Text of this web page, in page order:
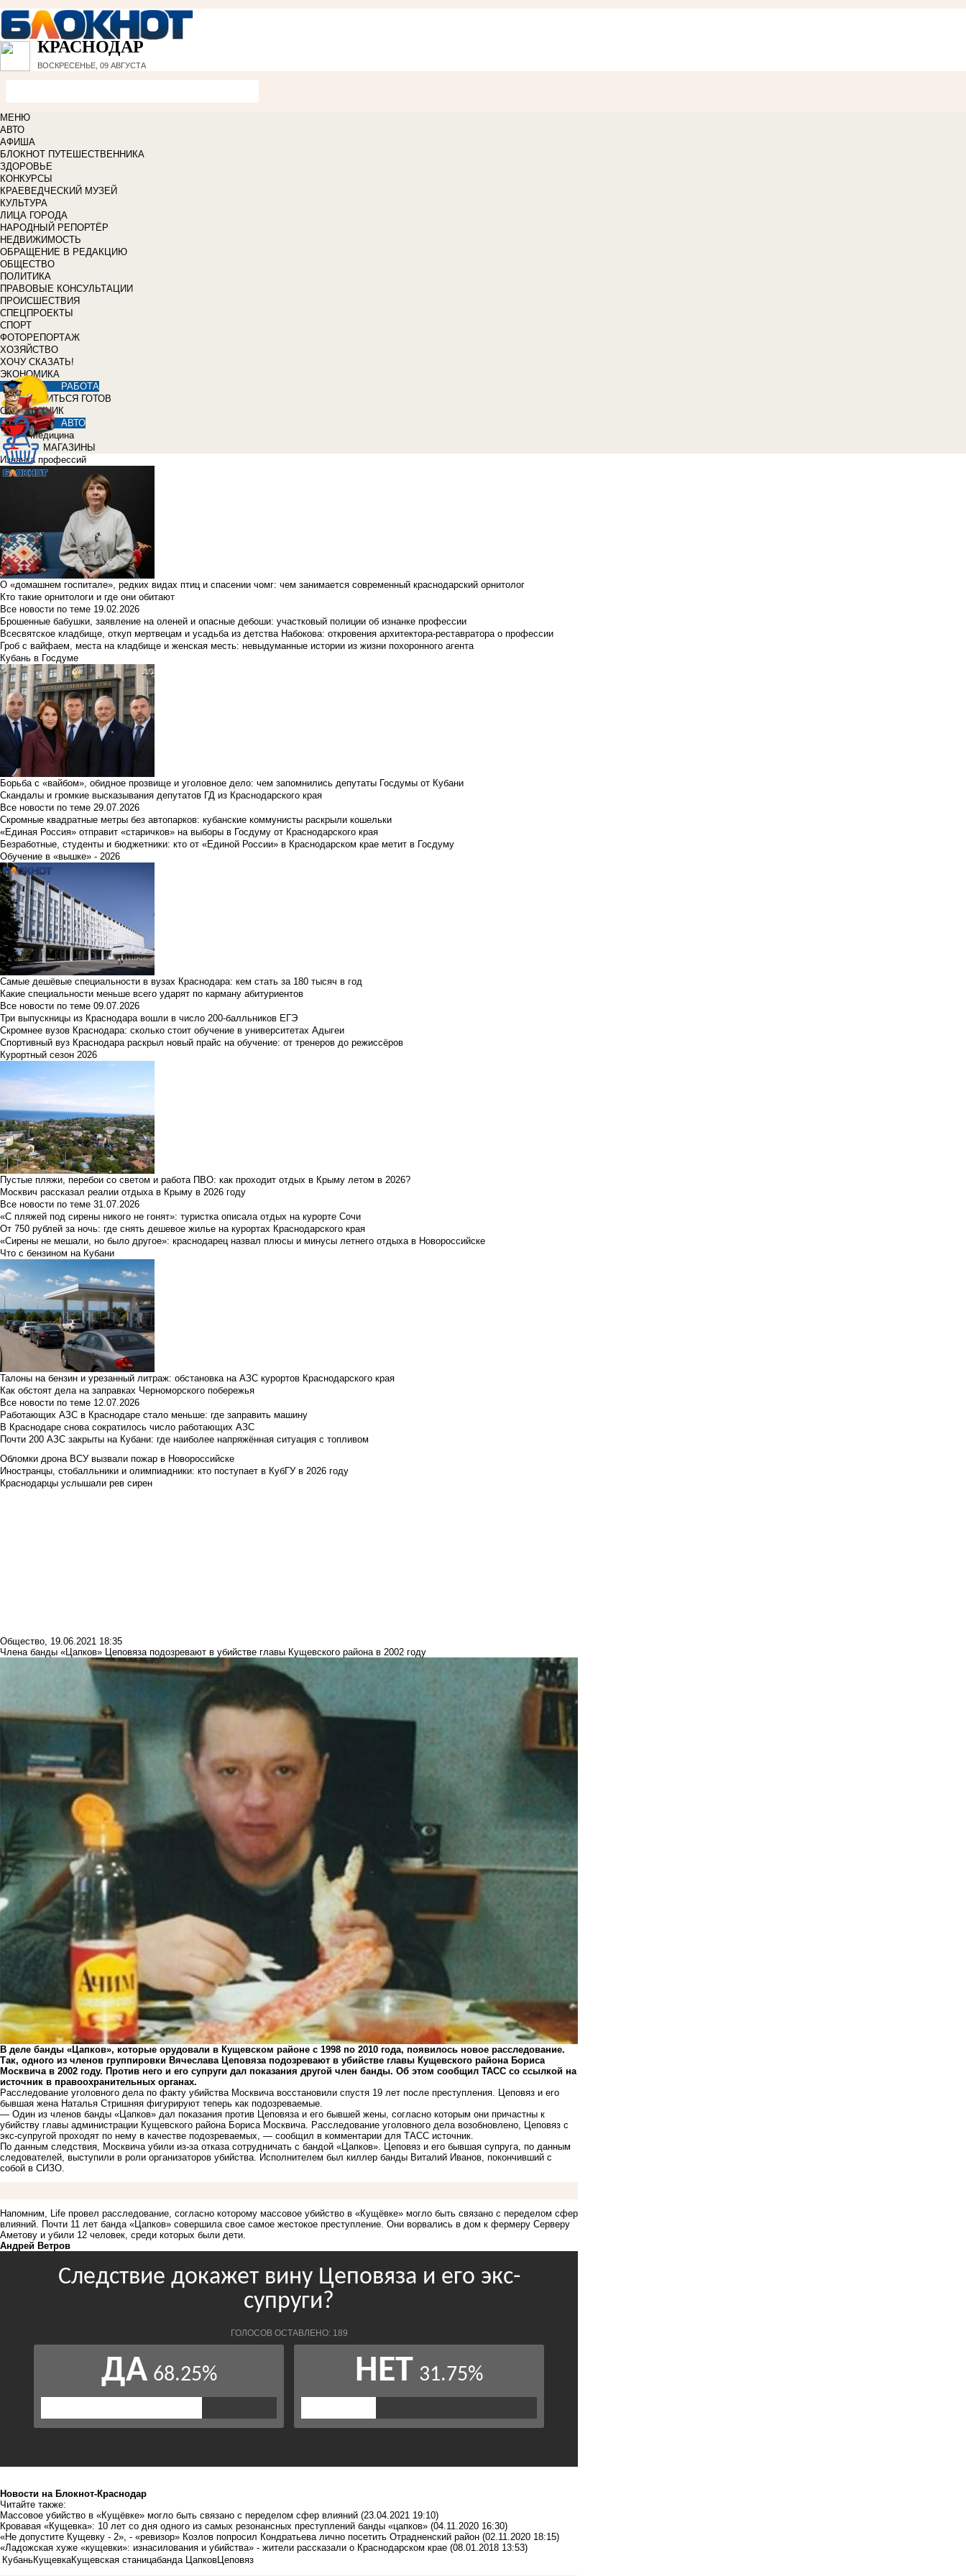
КРАСНОДАР
ВОСКРЕСЕНЬЕ, 09 АВГУСТА
МЕНЮ
АВТО
АФИША
БЛОКНОТ ПУТЕШЕСТВЕННИКА
ЗДОРОВЬЕ
КОНКУРСЫ
КРАЕВЕДЧЕСКИЙ МУЗЕЙ
КУЛЬТУРА
ЛИЦА ГОРОДА
НАРОДНЫЙ РЕПОРТЁР
НЕДВИЖИМОСТЬ
ОБРАЩЕНИЕ В РЕДАКЦИЮ
ОБЩЕСТВО
ПОЛИТИКА
ПРАВОВЫЕ КОНСУЛЬТАЦИИ
ПРОИСШЕСТВИЯ
СПЕЦПРОЕКТЫ
СПОРТ
ФОТОРЕПОРТАЖ
ХОЗЯЙСТВО
ХОЧУ СКАЗАТЬ!
ЭКОНОМИКА
РАБОТА
УЧИТЬСЯ ГОТОВ
СПРАВОЧНИК
АВТО
Медицина
МАГАЗИНЫ
Изнанка профессий
О «домашнем госпитале», редких видах птиц и спасении чомг: чем занимается современный краснодарский орнитолог
Кто такие орнитологи и где они обитают
Все новости по теме 19.02.2026
Брошенные бабушки, заявление на оленей и опасные дебоши: участковый полиции об изнанке профессии
Всесвятское кладбище, откуп мертвецам и усадьба из детства Набокова: откровения архитектора-реставратора о профессии
Гроб с вайфаем, места на кладбище и женская месть: невыдуманные истории из жизни похоронного агента
Кубань в Госдуме
Борьба с «вайбом», обидное прозвище и уголовное дело: чем запомнились депутаты Госдумы от Кубани
Скандалы и громкие высказывания депутатов ГД из Краснодарского края
Все новости по теме 29.07.2026
Скромные квадратные метры без автопарков: кубанские коммунисты раскрыли кошельки
«Единая Россия» отправит «старичков» на выборы в Госдуму от Краснодарского края
Безработные, студенты и бюджетники: кто от «Единой России» в Краснодарском крае метит в Госдуму
Обучение в «вышке» - 2026
Самые дешёвые специальности в вузах Краснодара: кем стать за 180 тысяч в год
Какие специальности меньше всего ударят по карману абитуриентов
Все новости по теме 09.07.2026
Три выпускницы из Краснодара вошли в число 200-балльников ЕГЭ
Скромнее вузов Краснодара: сколько стоит обучение в университетах Адыгеи
Спортивный вуз Краснодара раскрыл новый прайс на обучение: от тренеров до режиссёров
Курортный сезон 2026
Пустые пляжи, перебои со светом и работа ПВО: как проходит отдых в Крыму летом в 2026?
Москвич рассказал реалии отдыха в Крыму в 2026 году
Все новости по теме 31.07.2026
«С пляжей под сирены никого не гонят»: туристка описала отдых на курорте Сочи
От 750 рублей за ночь: где снять дешевое жилье на курортах Краснодарского края
«Сирены не мешали, но было другое»: краснодарец назвал плюсы и минусы летнего отдыха в Новороссийске
Что с бензином на Кубани
Талоны на бензин и урезанный литраж: обстановка на АЗС курортов Краснодарского края
Как обстоят дела на заправках Черноморского побережья
Все новости по теме 12.07.2026
Работающих АЗС в Краснодаре стало меньше: где заправить машину
В Краснодаре снова сократилось число работающих АЗС
Почти 200 АЗС закрыты на Кубани: где наиболее напряжённая ситуация с топливом
Обломки дрона ВСУ вызвали пожар в Новороссийске
Иностранцы, стобалльники и олимпиадники: кто поступает в КубГУ в 2026 году
Краснодарцы услышали рев сирен
Общество, 19.06.2021 18:35
Члена банды «Цапков» Цеповяза подозревают в убийстве главы Кущевского района в 2002 году
В деле банды «Цапков», которые орудовали в Кущевском районе с 1998 по 2010 года, появилось новое расследование.
Так, одного из членов группировки Вячеслава Цеповяза подозревают в убийстве главы Кущевского района Бориса
Москвича в 2002 году. Против него и его супруги дал показания другой член банды. Об этом сообщил ТАСС со ссылкой на
источник в правоохранительных органах.
Расследование уголовного дела по факту убийства Москвича восстановили спустя 19 лет после преступления. Цеповяз и его
бывшая жена Наталья Стришняя фигурируют теперь как подозреваемые.
— Один из членов банды «Цапков» дал показания против Цеповяза и его бывшей жены, согласно которым они причастны к
убийству главы администрации Кущевского района Бориса Москвича. Расследование уголовного дела возобновлено, Цеповяз с
экс-супругой проходят по нему в качестве подозреваемых, — сообщил в комментарии для ТАСС источник.
По данным следствия, Москвича убили из-за отказа сотрудничать с бандой «Цапков». Цеповяз и его бывшая супруга, по данным
следователей, выступили в роли организаторов убийства. Исполнителем был киллер банды Виталий Иванов, покончивший с
собой в СИЗО.
Напомним, Life провел расследование, согласно которому массовое убийство в «Кущёвке» могло быть связано с переделом сфер
влияний . Почти 11 лет банда «Цапков» совершила свое самое жестокое преступление . Они ворвались в дом к фермеру Серверу
Аметову и убили 12 человек, среди которых были дети.
Андрей Ветров
Новости на Блoкнoт-Краснодар
Читайте также:
Массовое убийство в «Кущёвке» могло быть связано с переделом сфер влияний (23.04.2021 19:10)
Кровавая «Кущевка»: 10 лет со дня одного из самых резонансных преступлений банды «цапков» (04.11.2020 16:30)
«Не допустите Кущевку - 2», - «ревизор» Козлов попросил Кондратьева лично посетить Отрадненский район (02.11.2020 18:15)
«Ладожская хуже «кущевки»: изнасилования и убийства» - жители рассказали о Краснодарском крае (08.01.2018 13:53)
КубаньКущевкаКущевская станицабанда ЦапковЦеповяз